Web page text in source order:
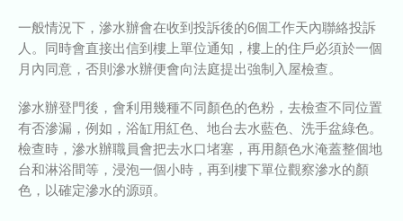
一般情況下，滲水辦會在收到投訴後的6個工作天內聯絡投訴
人。同時會直接出信到樓上單位通知，樓上的住戶必須於一個
月內同意，否則滲水辦便會向法庭提出強制入屋檢查。
滲水辦登門後，會利用幾種不同顏色的色粉，去檢查不同位置
有否滲漏，例如，浴缸用紅色、地台去水藍色、洗手盆綠色。
檢查時，滲水辦職員會把去水口堵塞，再用顏色水淹蓋整個地
台和淋浴間等，浸泡一個小時，再到樓下單位觀察滲水的顏
色，以確定滲水的源頭。